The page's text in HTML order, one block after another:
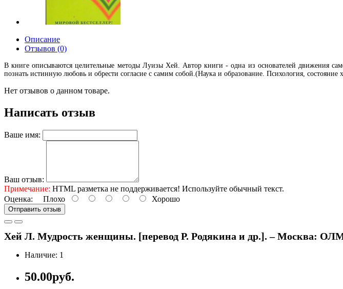
Описание
Отзывов (0)
В книге описываются целительные методы Луизы Хей. Автор книги - одна из основателей движения
познать истинную любовь и обрести согласие с самим собой.(Наука и образование. Психология, состояние
Нет отзывов о данном товаре.
Написать отзыв
Ваше имя:
Ваш отзыв:
Примечание: HTML разметка не поддерживается! Используйте обычный текст.
Оценка: Плохо Хорошо
Отправить отзыв
Хей Л. Мудрость женщины. [перевод Р. Родякина и др.]. – Москва:
Наличие: 1
50.00руб.